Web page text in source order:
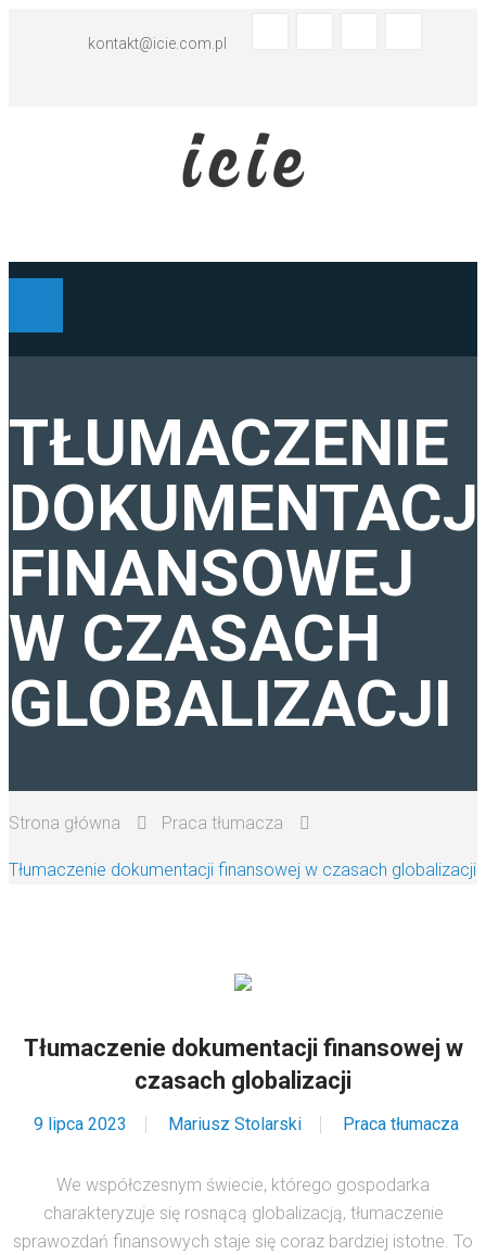
kontakt@icie.com.pl
TŁUMACZENIA HISZPAŃSKI
TŁUMACZENIA ANGIELSKI
PRACA TŁUMACZA
TŁUMACZENIE
FINANSOWEJ
W CZASACH
GLOBALIZACJI
Strona główna Praca tłumacza
Tłumaczenie dokumentacji finansowej w czasach globalizacji
Tłumaczenie dokumentacji finansowej w
czasach globalizacji
9 lipca 2023 Mariusz Stolarski Praca tłumacza
We współczesnym świecie, którego gospodarka
charakteryzuje się rosnącą globalizacją, tłumaczenie
sprawozdań finansowych staje się coraz bardziej istotne. To